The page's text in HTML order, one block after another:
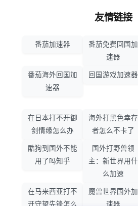
友情链接
番茄加速器
番茄免费回国加
速器
番茄海外回国加
速器
回国游戏加速器
在日本打不开御
剑情缘怎么办
海外打黑色幸存
者怎么不卡了
酷狗到国外不能
用了吗知乎
国外打野兽领
主：新世界用什
么加速
在马来西亚打不
开守望先锋怎么
魔兽世界国外加
速器